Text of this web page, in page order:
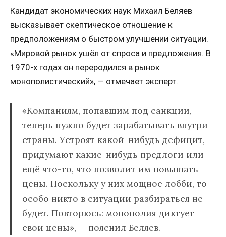
Кандидат экономических наук Михаил Беляев
высказывает скептическое отношение к
предположениям о быстром улучшении ситуации.
«Мировой рынок ушёл от спроса и предложения. В
1970-х годах он переродился в рынок
монополистический», — отмечает эксперт.
«Компаниям, попавшим под санкции,
теперь нужно будет зарабатывать внутри
страны. Устроят какой-нибудь дефицит,
придумают какие-нибудь предлоги или
ещё что-то, что позволит им повышать
цены. Поскольку у них мощное лобби, то
особо никто в ситуации разбираться не
будет. Повторюсь: монополия диктует
свои цены», — пояснил Беляев.